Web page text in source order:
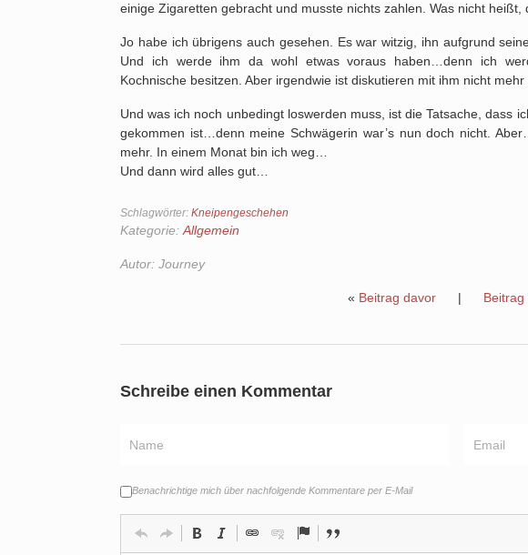
einige Zigaretten gebracht und musste nichts zahlen. Was nicht heißt,
Jo habe ich übrigens auch gesehen. Es war witzig, ihn aufgrund
Und ich werde ihm da wohl etwas voraus haben…denn ich
Kochnische besitzen. Aber irgendwie ist diskutieren mit ihm nicht
Und was ich noch unbedingt loswerden muss, ist die Tatsache, dass
gekommen ist…denn meine Schwägerin war’s nun doch nicht.
mehr. In einem Monat bin ich weg…
Und dann wird alles gut…
Schlagwörter: Kneipengeschehen
Kategorie: Allgemein
Autor: Journey
« Beitrag davor| Beitrag
Schreibe einen Kommentar
Benachrichtige mich über nachfolgende Kommentare per E-Mail